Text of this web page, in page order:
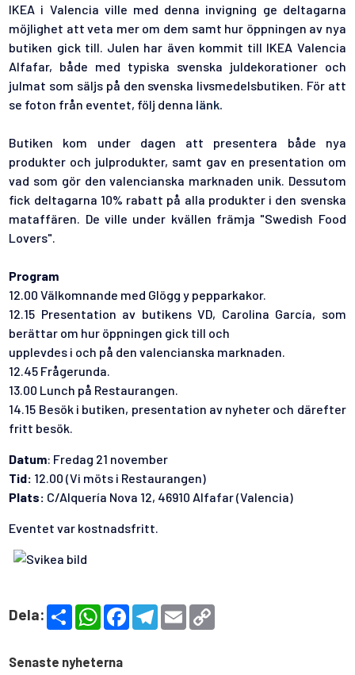
IKEA i Valencia ville med denna invigning ge deltagarna
möjlighet att veta mer om dem samt hur öppningen av nya
butiken gick till. Julen har även kommit till IKEA Valencia
Alfafar, både med typiska svenska juldekorationer och
julmat som säljs på den svenska livsmedelsbutiken. För att
se foton från eventet, följ denna länk.
Butiken kom under dagen att presentera både nya
produkter och julprodukter, samt gav en presentation om
vad som gör den valencianska marknaden unik. Dessutom
fick deltagarna 10% rabatt på alla produkter i den svenska
mataffären. De ville under kvällen främja "Swedish Food
Lovers".
Program
12.00 Välkomnande med Glögg y pepparkakor.
12.15 Presentation av butikens VD, Carolina García, som
berättar om hur öppningen gick till och
upplevdes i och på den valencianska marknaden.
12.45 Frågerunda.
13.00 Lunch på Restaurangen.
14.15 Besök i butiken, presentation av nyheter och därefter
fritt besök.
Datum: Fredag 21 november
Tid: 12.00 (Vi möts i Restaurangen)
Plats: C/Alquería Nova 12, 46910 Alfafar (Valencia)
Eventet var kostnadsfritt.
Dela:
S
h
e
W
h
s
F
T
e
E
m
Senaste nyheterna